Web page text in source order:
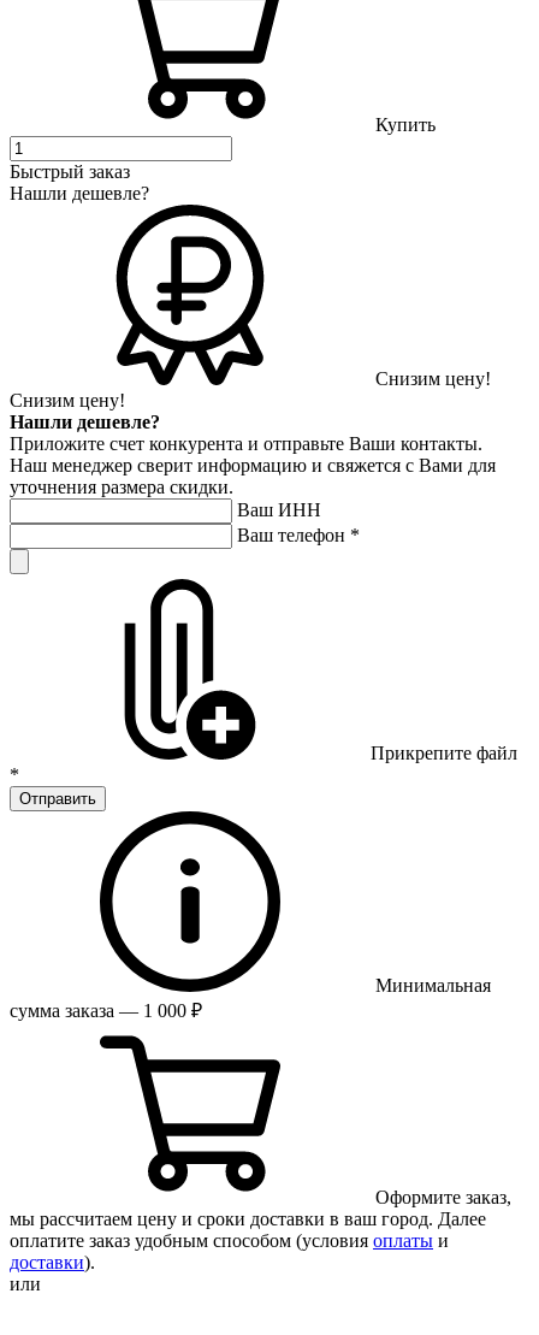
Купить
Быстрый заказ
Нашли дешевле?
Снизим цену!
Снизим цену!
Нашли дешевле?
Приложите счет конкурента и отправьте Ваши контакты.
Наш менеджер сверит информацию и свяжется с Вами для
уточнения размера скидки.
Ваш ИНН
Ваш телефон *
Прикрепите файл
*
Отправить
Минимальная
сумма заказа — 1 000 ₽
Оформите заказ,
мы рассчитаем цену и сроки доставки в ваш город. Далее
оплатите заказ удобным способом (условия оплаты и
доставки).
или